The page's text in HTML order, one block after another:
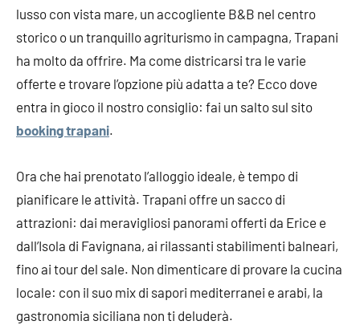
lusso con vista mare, un accogliente B&B nel centro
storico o un tranquillo agriturismo in campagna, Trapani
ha molto da offrire. Ma come districarsi tra le varie
offerte e trovare l’opzione più adatta a te? Ecco dove
entra in gioco il nostro consiglio: fai un salto sul sito
booking trapani.
Ora che hai prenotato l’alloggio ideale, è tempo di
pianificare le attività. Trapani offre un sacco di
attrazioni: dai meravigliosi panorami offerti da Erice e
dall’Isola di Favignana, ai rilassanti stabilimenti balneari,
fino ai tour del sale. Non dimenticare di provare la cucina
locale: con il suo mix di sapori mediterranei e arabi, la
gastronomia siciliana non ti deluderà.